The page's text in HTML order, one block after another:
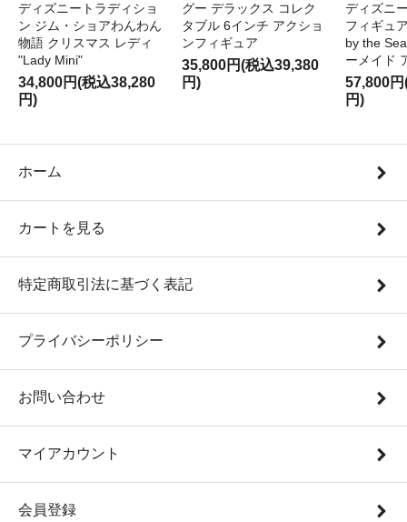
ディズニートラディショ
ン ジム・ショアわんわん
物語 クリスマス レディ
"Lady Mini"
34,800円(税込38,280
円)
グー デラックス コレク
タブル 6インチ アクショ
ンフィギュア
35,800円(税込39,380
円)
ディズニ
フィギュ
by the
ーメイド
57,800
円)
ホーム
カートを見る
特定商取引法に基づく表記
プライバシーポリシー
お問い合わせ
マイアカウント
会員登録